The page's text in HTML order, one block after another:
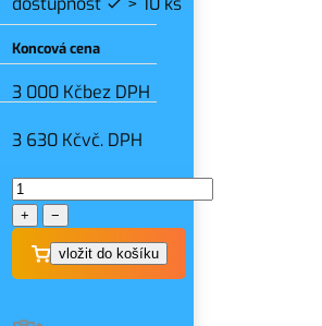
Koncová cena
3 000 Kčbez DPH
3 630 Kčvč. DPH
+ −